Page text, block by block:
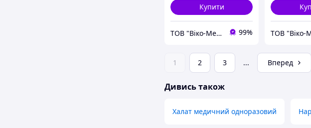
Купити
ТОВ "Віко-Мед" 99%
1 2 3 ... Вперед
Дивись також
Халат медичний одноразовий